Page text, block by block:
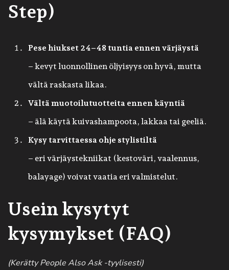
Step)
Pese hiukset 24–48 tuntia ennen värjäystä
– kevyt luonnollinen öljyisyys on hyvä, mutta
vältä raskasta likaa.
Vältä muotoilutuotteita ennen käyntiä
– älä käytä kuivashampoota, lakkaa tai geeliä.
Kysy tarvittaessa ohje stylistiltä
– eri värjäystekniikat (kestoväri, vaalennus,
balayage) voivat vaatia eri valmistelut.
Usein kysytyt
kysymykset (FAQ)
(Kerätty People Also Ask -tyylisesti)